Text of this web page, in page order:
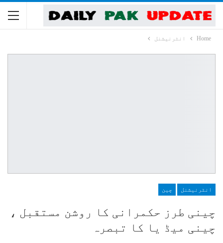
Home انٹرنیشنل
انٹرنیشنل چین
چینی طرز حکمرانی کا روشن مستقبل ،
چینی میڈ یا کا تبصرہ